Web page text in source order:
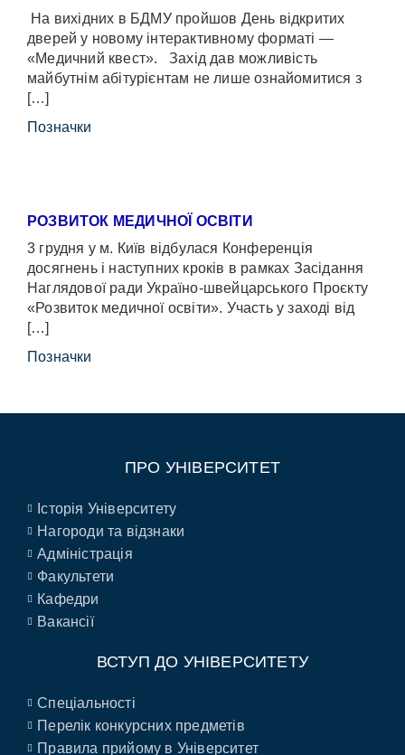
На вихідних в БДМУ пройшов День відкритих
дверей у новому інтерактивному форматі —
«Медичний квест». Захід дав можливість
майбутнім абітурієнтам не лише ознайомитися з
[…]
Позначки
РОЗВИТОК МЕДИЧНОЇ ОСВІТИ
3 грудня у м. Київ відбулася Конференція
досягнень і наступних кроків в рамках Засідання
Наглядової ради Україно-швейцарського Проєкту
«Розвиток медичної освіти». Участь у заході від
[…]
Позначки
ПРО УНІВЕРСИТЕТ
Історія Університету
Нагороди та відзнаки
Адміністрація
Факультети
Кафедри
Вакансії
ВСТУП ДО УНІВЕРСИТЕТУ
Спеціальності
Перелік конкурсних предметів
Правила прийому в Університет